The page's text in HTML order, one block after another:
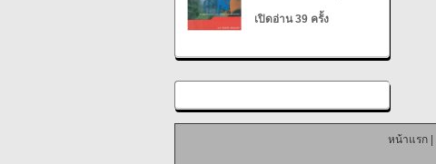
เปิดอ่าน 39 ครั้ง
หน้าแรก|